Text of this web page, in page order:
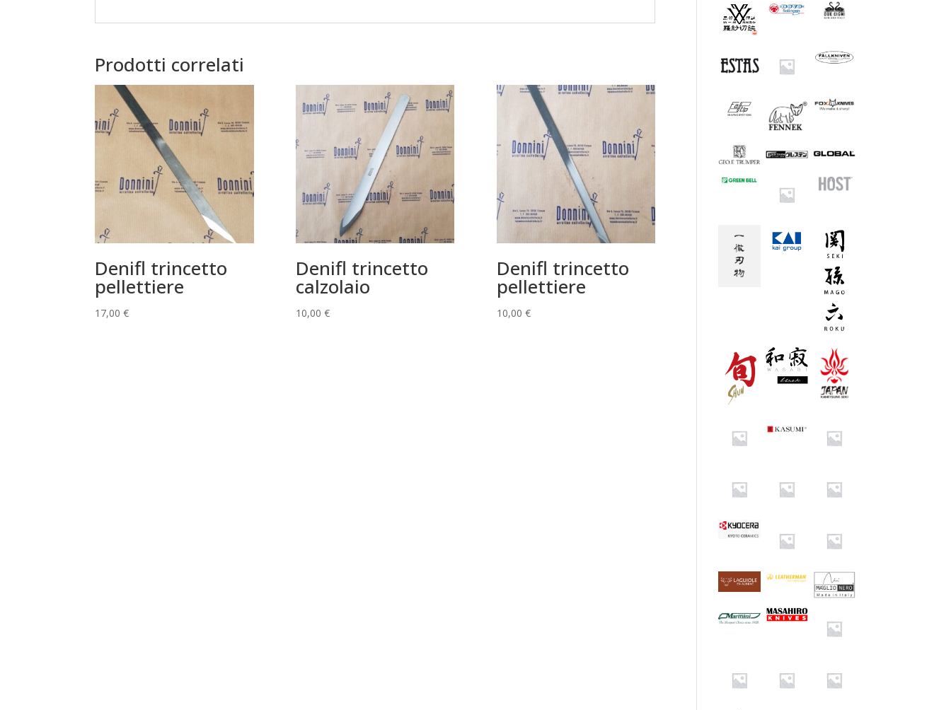
Prodotti correlati
Denifl trincetto
pellettiere
17,00€
Denifl trincetto
calzolaio
10,00 €
Denifl trincetto
pellettiere
10,00 €